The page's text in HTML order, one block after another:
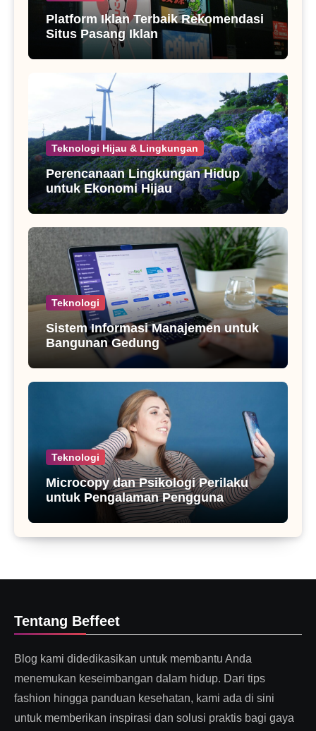
Platform Iklan Terbaik Rekomendasi
Situs Pasang Iklan
Teknologi Hijau & Lingkungan
Perencanaan Lingkungan Hidup
untuk Ekonomi Hijau
Teknologi
Sistem Informasi Manajemen untuk
Bangunan Gedung
Teknologi
Microcopy dan Psikologi Perilaku
untuk Pengalaman Pengguna
Tentang Beffeet
Blog kami didedikasikan untuk membantu Anda
menemukan keseimbangan dalam hidup. Dari tips
fashion hingga panduan kesehatan, kami ada di sini
untuk memberikan inspirasi dan solusi praktis bagi gaya